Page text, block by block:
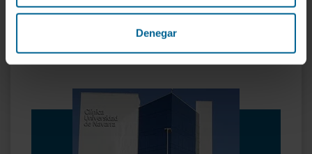
Denegar
Microchirurgie nerveuse.